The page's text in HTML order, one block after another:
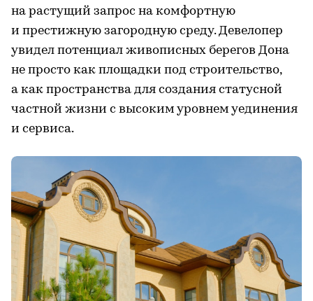
на растущий запрос на комфортную
и престижную загородную среду. Девелопер
увидел потенциал живописных берегов Дона
не просто как площадки под строительство,
а как пространства для создания статусной
частной жизни с высоким уровнем уединения
и сервиса.